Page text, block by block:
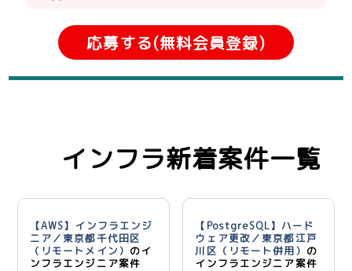
応募する(無料会員登録)
インフラ新着案件一覧
【AWS】インフラエンジ
ニア／東京都千代田区
（リモートメイン） のイ
ンフラエンジニア案件
【PostgreSQL】ハード
ウェア更改／東京都江戸
川区（リモート併用） の
インフラエンジニア案件